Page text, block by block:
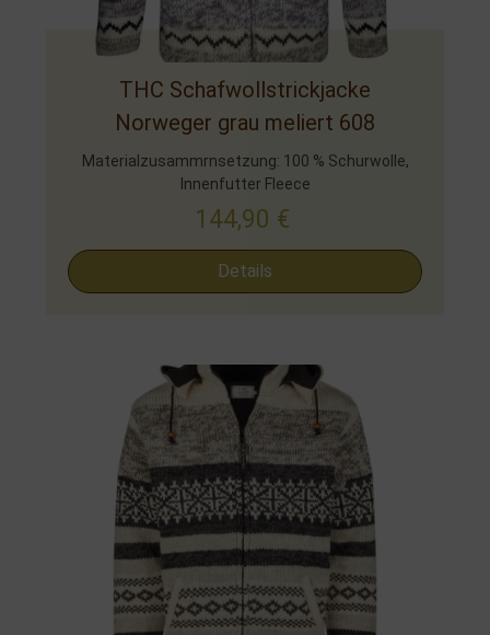
THC Schafwollstrickjacke
Norweger grau meliert 608
Materialzusammrnsetzung: 100 % Schurwolle,
Innenfutter Fleece
144,90 €
Details